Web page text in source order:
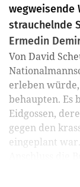
wegweisende
strauchelnde
Ermedin
Von David
erleben
behaupten. Es
Eidgossen,
gegen den
eingeplant